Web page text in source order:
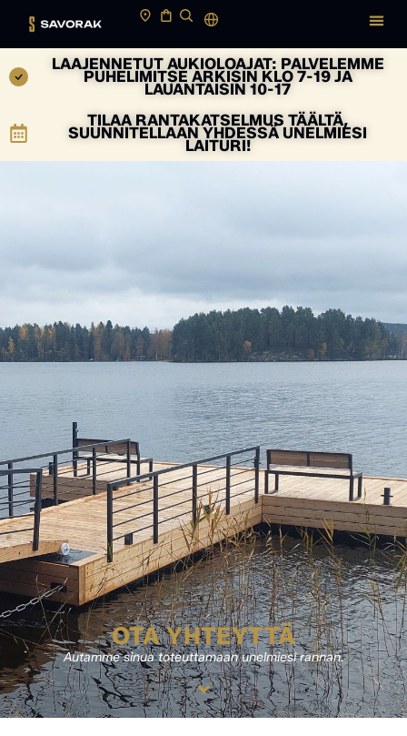
LAAJENNETUT AUKIOLOAJAT: PALVELEMME
PUHELIMITSE ARKISIN KLO 7-19 JA
LAUANTAISIN 10-17
TILAA RANTAKATSELMUS TÄÄLTÄ,
SUUNNITELLAAN YHDESSÄ UNELMIESI
LAITURI!
OTA YHTEYTTÄ
Autamme sinua toteuttamaan unelmiesi rannan.